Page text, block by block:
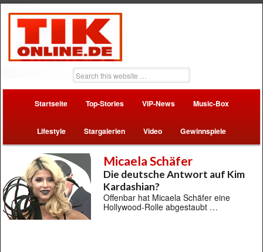
Startseite Top-Stories VIP-News Music-Box
Lifestyle Stargalerien Video Gewinnspiele
Micaela Schäfer
Die deutsche Antwort auf Kim
Kardashian?
Offenbar hat Micaela Schäfer eine
Hollywood-Rolle abgestaubt …